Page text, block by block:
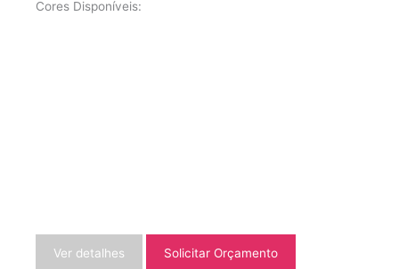
Cores Disponíveis:
Ver detalhes Solicitar Orçamento